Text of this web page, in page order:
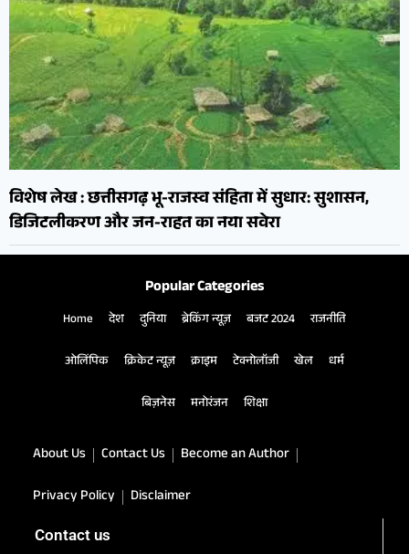
विशेष लेख : छत्तीसगढ़ भू-राजस्व संहिता में सुधार: सुशासन,
डिजिटलीकरण और जन-राहत का नया सवेरा
Popular Categories
Home देश दुनिया ब्रेकिंग न्यूज़ बजट 2024 राजनीति
ओलिंपिक क्रिकेट न्यूज़ क्राइम टेक्नोलॉजी खेल धर्म
बिज़नेस मनोरंजन शिक्षा
About Us Contact Us
Become an Author
Privacy Policy
Disclaimer
Contact us